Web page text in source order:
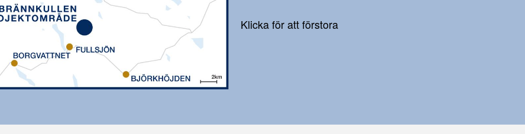
Klicka för att förstora